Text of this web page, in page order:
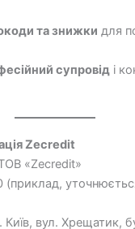
та знижки для
супровід і
Zecredit
«Zecredit»
(приклад,
Київ, вул. Хрещатик,